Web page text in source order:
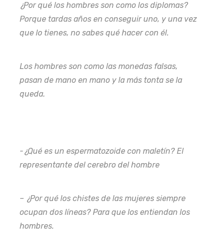
¿Por qué los hombres son como los diplomas?
Porque tardas años en conseguir uno, y una vez
que lo tienes, no sabes qué hacer con él.
Los hombres son como las monedas falsas,
pasan de mano en mano y la más tonta se la
queda.
-¿Qué es un espermatozoide con maletín? El
representante del cerebro del hombre
– ¿Por qué los chistes de las mujeres siempre
ocupan dos líneas? Para que los entiendan los
hombres.